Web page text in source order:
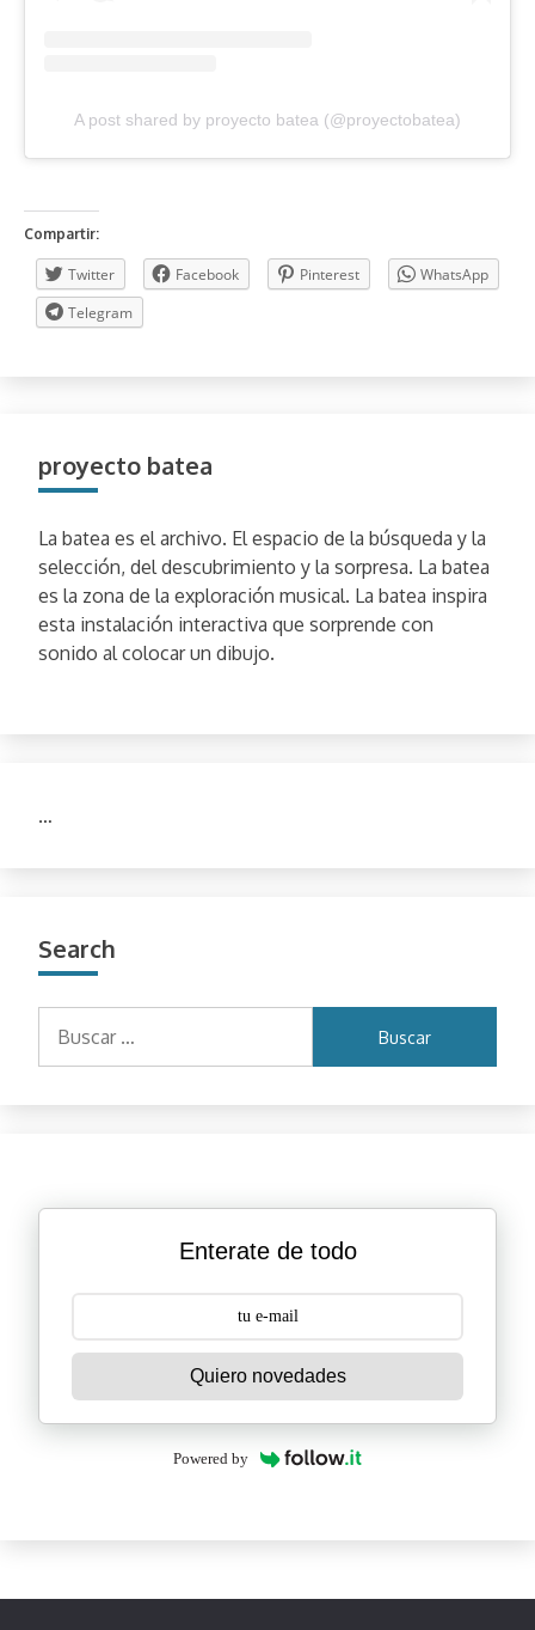
A post shared by proyecto batea (@proyectobatea)
Compartir:
Twitter Facebook Pinterest
WhatsApp
Telegram
proyecto batea
La batea es el archivo. El espacio de la búsqueda y la
selección, del descubrimiento y la sorpresa. La batea
es la zona de la exploración musical. La batea inspira
esta instalación interactiva que sorprende con
sonido al colocar un dibujo.
…
Search
Enterate de todo
Quiero novedades
Powered by